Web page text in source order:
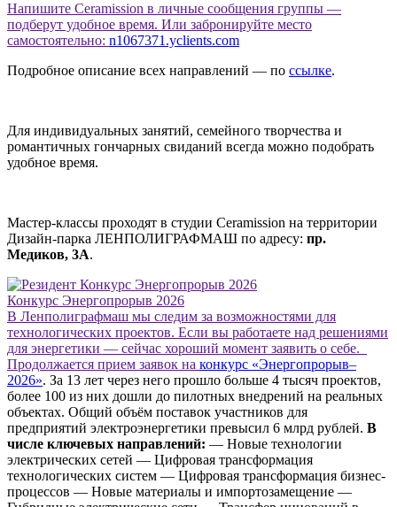
Напишите Ceramission в личные сообщения группы —
подберут удобное время. Или забронируйте место
самостоятельно: n1067371.yclients.com
Подробное описание всех направлений — по ссылке.
Для индивидуальных занятий, семейного творчества и
романтичных гончарных свиданий всегда можно подобрать
удобное время.
Мастер-классы проходят в студии Ceramission на территории
Дизайн-парка ЛЕНПОЛИГРАФМАШ по адресу: пр.
Медиков, 3А.
Конкурс Энергопрорыв 2026
В Ленполиграфмаш мы следим за возможностями для
технологических проектов. Если вы работаете над решениями
для энергетики — сейчас хороший момент заявить о себе.
Продолжается прием заявок на конкурс «Энергопрорыв–
2026». За 13 лет через него прошло больше 4 тысяч проектов,
более 100 из них дошли до пилотных внедрений на реальных
объектах. Общий объём поставок участников для
предприятий электроэнергетики превысил 6 млрд рублей. В
числе ключевых направлений: — Новые технологии
электрических сетей — Цифровая трансформация
технологических систем — Цифровая трансформация бизнес-
процессов — Новые материалы и импортозамещение —